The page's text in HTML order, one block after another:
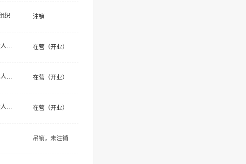
织 注销
有限责任公司(自然人投资或控股) 在营（开业）
有限责任公司(自然人独资) 在营（开业）
有限责任公司(自然人独资) 在营（开业）
吊销，未注销